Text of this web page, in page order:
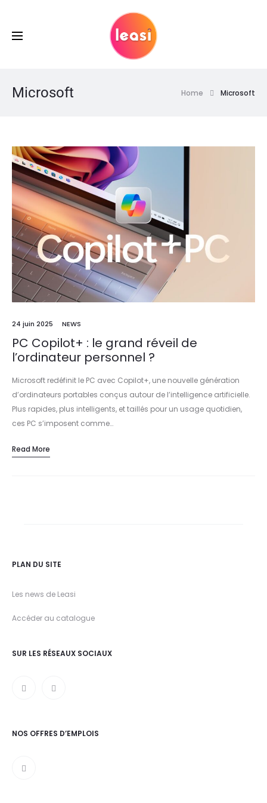
Microsoft Home Microsoft
24 juin 2025 NEWS
PC Copilot+ : le grand réveil de
l’ordinateur personnel ?
Microsoft redéfinit le PC avec Copilot+, une nouvelle génération
d’ordinateurs portables conçus autour de l’intelligence artificielle.
Plus rapides, plus intelligents, et taillés pour un usage quotidien,
ces PC s’imposent comme…
Read More
PLAN DU SITE
Les news de Leasi
Accéder au catalogue
SUR LES RÉSEAUX SOCIAUX
NOS OFFRES D’EMPLOIS